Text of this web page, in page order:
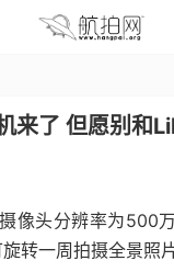
来了 但愿别和
像头分辨率为500
转一周拍摄全景照片